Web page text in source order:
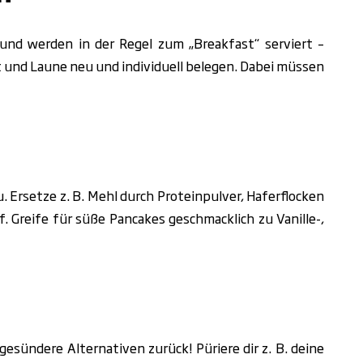
werden in der Regel zum „Breakfast“ serviert –
Laune neu und individuell belegen. Dabei müssen
z. B. Mehl durch Proteinpulver, Haferflocken
für süße Pancakes geschmacklich zu Vanille-,
Alternativen zurück! Püriere dir z. B. deine